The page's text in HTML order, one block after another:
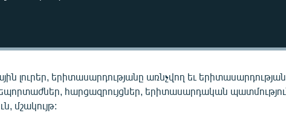
լուրեր, երիտասարդությանը առնչվող եւ
հարցազրույցներ, երիտասարդական
մշակույթ: